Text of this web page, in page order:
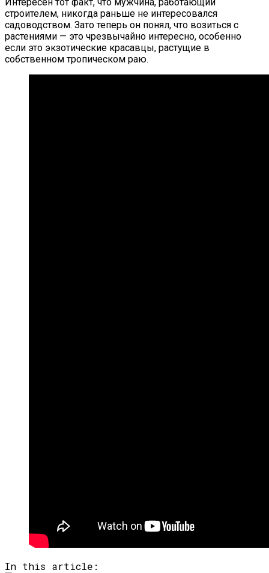
строителем, никогда раньше не интересовался
садоводством. Зато теперь он понял, что возиться с
растениями — это чрезвычайно интересно, особенно
если это экзотические красавцы, растущие в
собственном тропическом раю.
In this article: